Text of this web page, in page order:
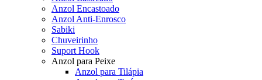
Anzol Encastoado
Anzol Anti-Enrosco
Sabiki
Chuveirinho
Suport Hook
Anzol para Peixe
Anzol para Tilápia